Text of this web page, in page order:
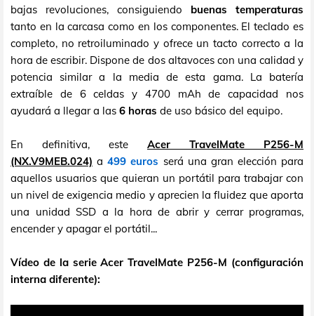
bajas revoluciones, consiguiendo buenas temperaturas
tanto en la carcasa como en los componentes. El teclado es
completo, no retroiluminado y ofrece un tacto correcto a la
hora de escribir. Dispone de dos altavoces con una calidad y
potencia similar a la media de esta gama. La batería
extraíble de 6 celdas y 4700 mAh de capacidad nos
ayudará a llegar a las 6 horas de uso básico del equipo.
En definitiva, este Acer TravelMate P256-M
(NX.V9MEB.024) a499 euros será una gran elección para
aquellos usuarios que quieran un portátil para trabajar con
un nivel de exigencia medio y aprecien la fluidez que aporta
una unidad SSD a la hora de abrir y cerrar programas,
encender y apagar el portátil...
Vídeo de la serie Acer TravelMate P256-M (configuración
interna diferente):